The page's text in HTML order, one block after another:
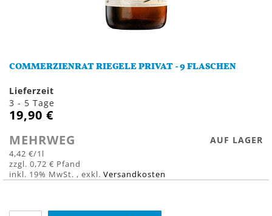
COMMERZIENRAT RIEGELE PRIVAT - 9 FLASCHEN
Lieferzeit
3 - 5 Tage
19,90 €
MEHRWEG
4,42 €/1l
0,72 €
inkl. 19% MwSt. , exkl. Versandkosten
AUF LAGER
der
springen